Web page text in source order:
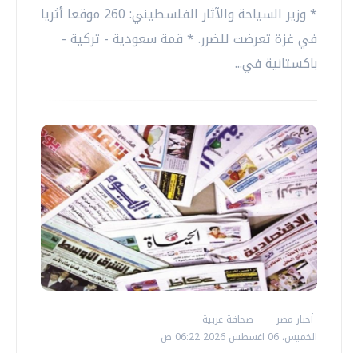
* وزير السياحة والآثار الفلسطيني: 260 موقعا أثريا
في غزة تعرضت للضرر. * قمة سعودية - تركية -
باكستانية في...
أخبار مصر
صحافة عربية
الخميس، 06 اغسطس 2026 06:22 ص